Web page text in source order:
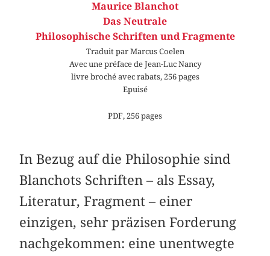
Maurice Blanchot
Das Neutrale
Philosophische Schriften und Fragmente
Traduit par Marcus Coelen
Avec une préface de Jean-Luc Nancy
livre broché avec rabats, 256 pages
Epuisé
PDF, 256 pages
In Bezug auf die Philosophie sind
Blanchots Schriften – als Essay,
Literatur, Fragment – einer
einzigen, sehr präzisen Forderung
nachgekommen: eine unentwegte